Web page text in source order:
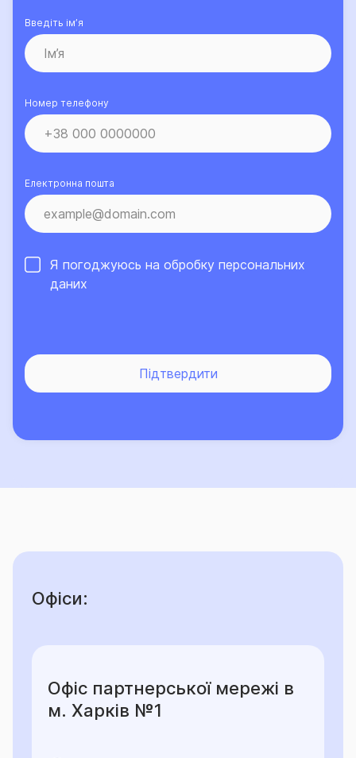
Введіть ім’я
Номер телефону
Електронна пошта
Я погоджуюсь на обробку персональних
даних
Підтвердити
Офіси:
Офіс партнерської мережі в
м. Харків №1